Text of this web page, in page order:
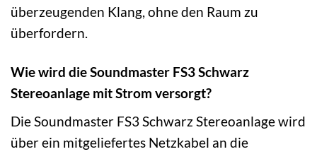
überzeugenden Klang, ohne den Raum zu
überfordern.
Wie wird die Soundmaster FS3 Schwarz
Stereoanlage mit Strom versorgt?
Die Soundmaster FS3 Schwarz Stereoanlage wird
über ein mitgeliefertes Netzkabel an die